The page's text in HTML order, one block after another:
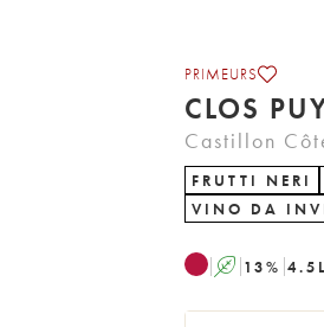
PRIMEURS
Castillon
FRUTTI NERI
VINO DA
A 13% 4.5 L